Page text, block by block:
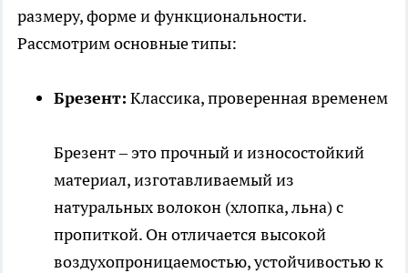
размеру, форме и функциональности.
Рассмотрим основные типы:
Брезент: Классика, проверенная временем
Брезент – это прочный и износостойкий
материал, изготавливаемый из
натуральных волокон (хлопка, льна) с
пропиткой. Он отличается высокой
воздухопроницаемостью, устойчивостью к